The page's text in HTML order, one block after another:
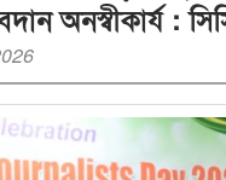
অনস্বীকার্য :